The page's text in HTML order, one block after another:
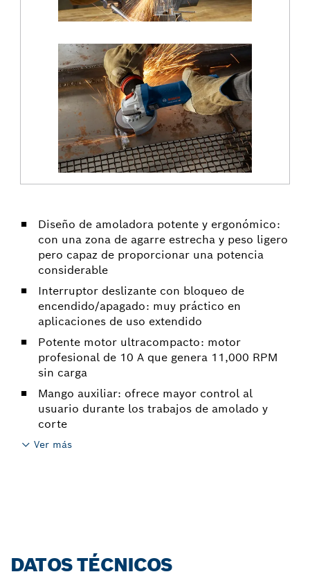
Diseño de amoladora potente y ergonómico:
con una zona de agarre estrecha y peso ligero
pero capaz de proporcionar una potencia
considerable
Interruptor deslizante con bloqueo de
encendido/apagado: muy práctico en
aplicaciones de uso extendido
Potente motor ultracompacto: motor
profesional de 10 A que genera 11,000 RPM
sin carga
Mango auxiliar: ofrece mayor control al
usuario durante los trabajos de amolado y
corte
Ver más
DATOS TÉCNICOS